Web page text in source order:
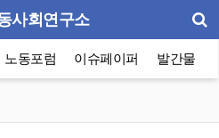
사회연구소
노동포럼 이슈페이퍼 발간물